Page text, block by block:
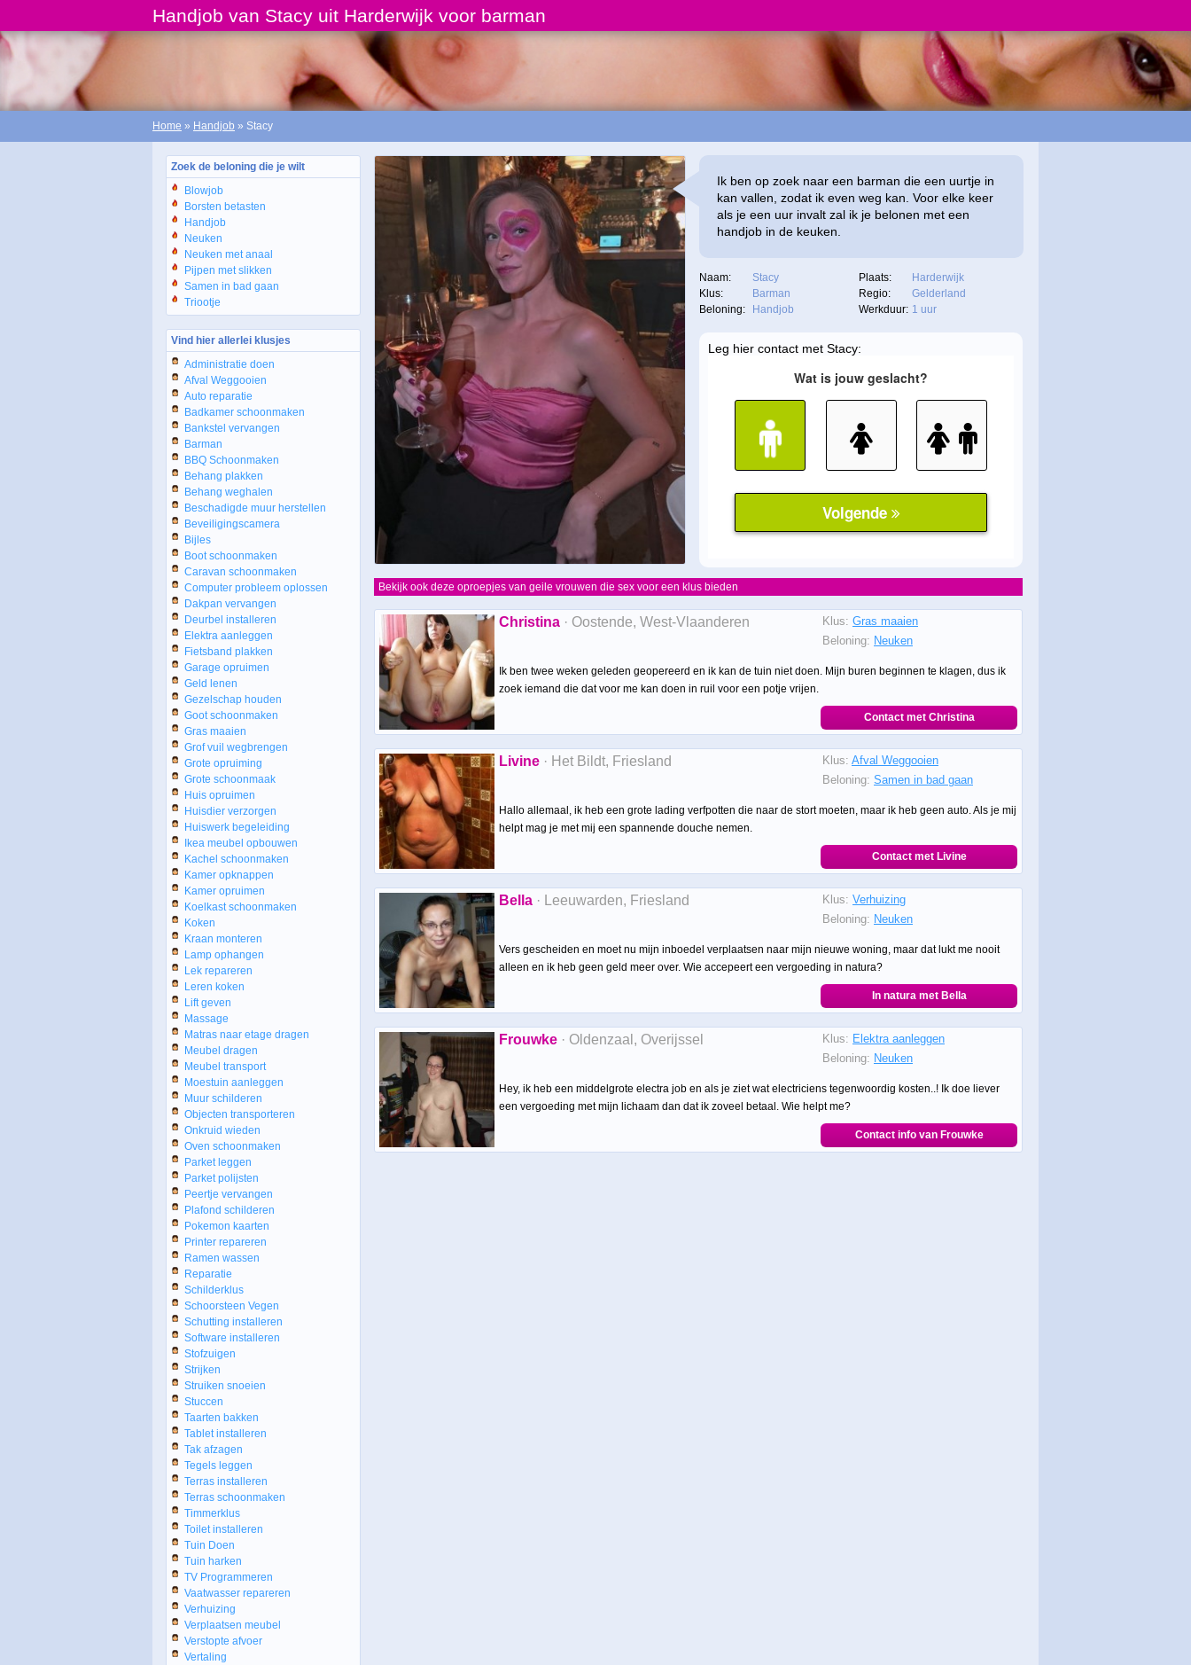
Handjob van Stacy uit Harderwijk voor barman
Home » Handjob » Stacy
Zoek de beloning die je wilt
Blowjob
Borsten betasten
Handjob
Neuken
Neuken met anaal
Pijpen met slikken
Samen in bad gaan
Triootje
Vind hier allerlei klusjes
Administratie doen
Afval Weggooien
Auto reparatie
Badkamer schoonmaken
Bankstel vervangen
Barman
BBQ Schoonmaken
Behang plakken
Behang weghalen
Beschadigde muur herstellen
Beveiligingscamera
Bijles
Boot schoonmaken
Caravan schoonmaken
Computer probleem oplossen
Dakpan vervangen
Deurbel installeren
Elektra aanleggen
Fietsband plakken
Garage opruimen
Geld lenen
Gezelschap houden
Goot schoonmaken
Gras maaien
Grof vuil wegbrengen
Grote opruiming
Grote schoonmaak
Huis opruimen
Huisdier verzorgen
Huiswerk begeleiding
Ikea meubel opbouwen
Kachel schoonmaken
Kamer opknappen
Kamer opruimen
Koelkast schoonmaken
Koken
Kraan monteren
Lamp ophangen
Lek repareren
Leren koken
Lift geven
Massage
Matras naar etage dragen
Meubel dragen
Meubel transport
Moestuin aanleggen
Muur schilderen
Objecten transporteren
Onkruid wieden
Oven schoonmaken
Parket leggen
Parket polijsten
Peertje vervangen
Plafond schilderen
Pokemon kaarten
Printer repareren
Ramen wassen
Reparatie
Schilderklus
Schoorsteen Vegen
Schutting installeren
Software installeren
Stofzuigen
Strijken
Struiken snoeien
Stuccen
Taarten bakken
Tablet installeren
Tak afzagen
Tegels leggen
Terras installeren
Terras schoonmaken
Timmerklus
Toilet installeren
Tuin Doen
Tuin harken
TV Programmeren
Vaatwasser repareren
Verhuizing
Verplaatsen meubel
Verstopte afvoer
Vertaling
Ik ben op zoek naar een barman die een uurtje in
kan vallen, zodat ik even weg kan. Voor elke keer
als je een uur invalt zal ik je belonen met een
handjob in de keuken.
Naam: Stacy Plaats:
Harderwijk
Klus:
Barman Regio:
Gelderland
Beloning:
Handjob Werkduur: 1 uur
Leg hier contact met Stacy:
Bekijk ook deze oproepjes van geile vrouwen die sex voor een klus bieden
Christina · Oostende, West-Vlaanderen Klus: Gras maaien
Beloning: Neuken
Ik ben twee weken geleden geopereerd en ik kan de tuin niet doen. Mijn buren beginnen te klagen, dus ik
zoek iemand die dat voor me kan doen in ruil voor een potje vrijen.
Contact met Christina
Livine · Het Bildt, Friesland Klus: Afval Weggooien
Beloning: Samen in bad gaan
Hallo allemaal, ik heb een grote lading verfpotten die naar de stort moeten, maar ik heb geen auto. Als je mij
helpt mag je met mij een spannende douche nemen.
Contact met Livine
Bella · Leeuwarden, Friesland Klus: Verhuizing
Beloning: Neuken
Vers gescheiden en moet nu mijn inboedel verplaatsen naar mijn nieuwe woning, maar dat lukt me nooit
alleen en ik heb geen geld meer over. Wie accepeert een vergoeding in natura?
In natura met Bella
Frouwke · Oldenzaal, Overijssel Klus: Elektra aanleggen
Beloning: Neuken
Hey, ik heb een middelgrote electra job en als je ziet wat electriciens tegenwoordig kosten..! Ik doe liever
een vergoeding met mijn lichaam dan dat ik zoveel betaal. Wie helpt me?
Contact info van Frouwke